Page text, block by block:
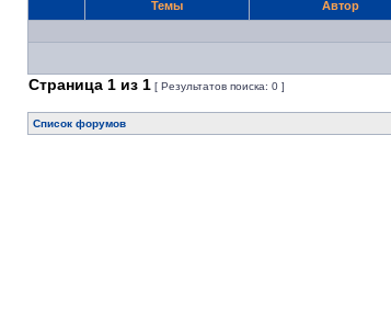
Темы Автор
Страница 1 из 1 [ Результатов поиска: 0 ]
Список форумов